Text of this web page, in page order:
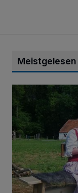
Meistgelesen
Ferienprogramm